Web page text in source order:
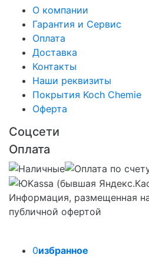
О компании
Гарантия и Сервис
Оплата
Доставка
Контакты
Наши реквизиты
Покрытия Koch Chemie
Оферта
Соцсети
Оплата
Информация, размещенная
публичной офертой
0избранное